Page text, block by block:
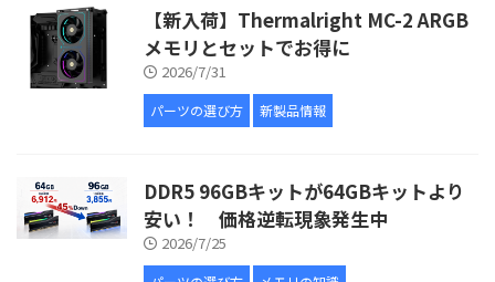
【新入荷】Thermalright MC-2 ARGB
メモリとセットでお得に
2026/7/31
パーツの選び方 新製品情報
DDR5 96GBキットが64GBキットより
安い！ 価格逆転現象発生中
2026/7/25